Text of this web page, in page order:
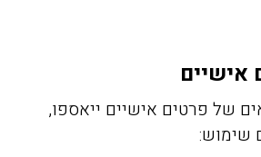
אישיים
של פרטים אישיים ייאספו,
שימוש: